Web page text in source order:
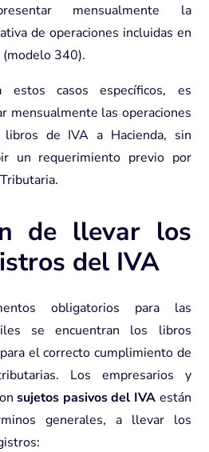
mensualmente la
de operaciones incluidas en
340).
estos casos específicos, es
mensualmente las operaciones
de IVA a Hacienda, sin
un requerimiento previo por
de llevar los
del IVA
obligatorios para las
se encuentran los libros
el correcto cumplimiento de
Los empresarios y
sujetos pasivos del IVA están
generales, a llevar los